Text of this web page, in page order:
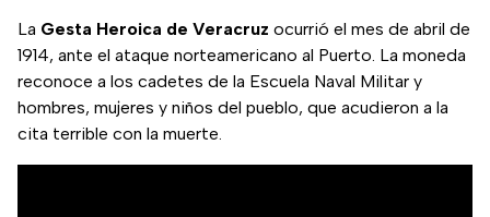
La Gesta Heroica de Veracruz ocurrió el mes de abril de
1914, ante el ataque norteamericano al Puerto. La moneda
reconoce a los cadetes de la Escuela Naval Militar y
hombres, mujeres y niños del pueblo, que acudieron a la
cita terrible con la muerte.